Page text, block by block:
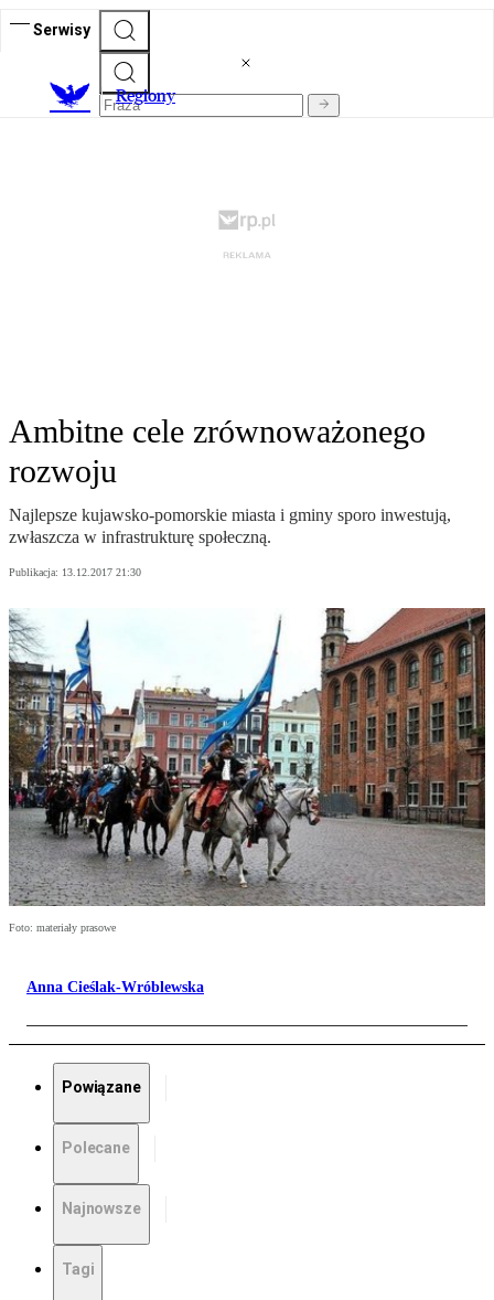
Serwisy
Regiony
Ambitne cele zrównoważonego
rozwoju
Najlepsze kujawsko-pomorskie miasta i gminy sporo inwestują,
zwłaszcza w infrastrukturę społeczną.
Publikacja: 13.12.2017 21:30
Foto: materiały prasowe
Anna Cieślak-Wróblewska
Powiązane
Polecane
Najnowsze
Tagi